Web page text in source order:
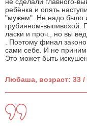
не сделали главного-
ребёнка и опять
"мужем". Не надо было
грубияном-выпивохой.
ласки и проч., но вы
. Поэтому финал
сами себе. И не
Это может быть
Любаша, возраст: 33 /